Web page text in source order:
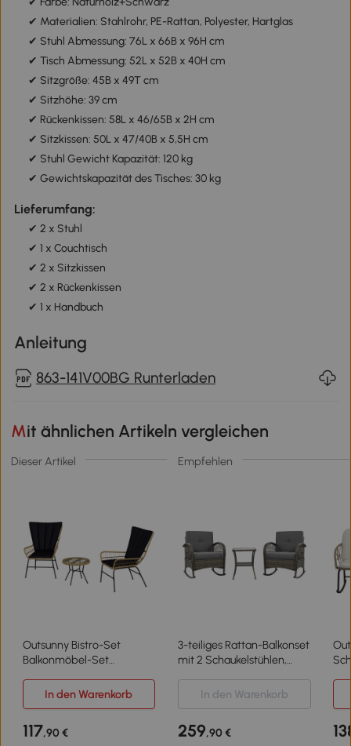
✔ Materialien: Stahlrohr, PE-Rattan, Polyester, Hartglas
✔ Stuhl Abmessung: 76L x 66B x 96H cm
✔ Tisch Abmessung: 52L x 52B x 40H cm
✔ Sitzgröße: 45B x 49T cm
✔ Sitzhöhe: 39 cm
✔ Rückenkissen: 58L x 46/65B x 2H cm
✔ Sitzkissen: 50L x 47/40B x 5,5H cm
✔ Stuhl Gewicht Kapazität: 120 kg
✔ Gewichtskapazität des Tisches: 30 kg
Lieferumfang:
✔ 2 x Stuhl
✔ 1 x Couchtisch
✔ 2 x Sitzkissen
✔ 2 x Rückenkissen
✔ 1 x Handbuch
Anleitung
863-141V00BG Runterladen
Mit ähnlichen Artikeln vergleichen
Dieser Artikel Empfehlen
Outsunny Bistro-Set
Balkonmöbel-Set
wetterbeständig, 76 x 66 x
96 cm, Schwarz
3-teiliges Rattan-Balkonset
mit 2 Schaukelstühlen,
Schwarz+Grau
In den Warenkorb In den Warenkorb
117,90 € 259,90 €